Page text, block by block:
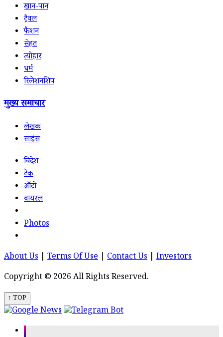
खान-पान
ट्रैवल
फैशन
सेहत
त्योहार
धर्म
रिलेशनशिप
मुख्य समाचार
लेखक
साइंस
विदेश
टेक
ऑटो
वायरल
Photos
About Us Terms Of Use Contact Us
Investors
Copyright © 2026 All Rights Reserved.
↑ TOP